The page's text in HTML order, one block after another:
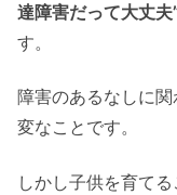
達障害だって大丈夫
す。
障害のあるなしに
変なことです。
しかし子供を育て